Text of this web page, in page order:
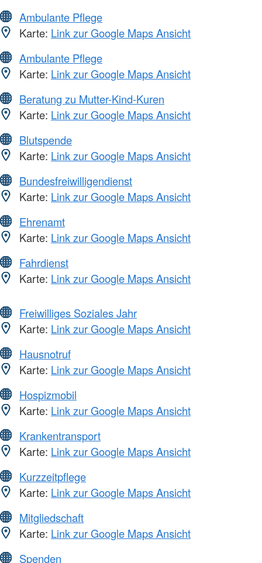
Ambulante Pflege
Karte: Link zur Google Maps Ansicht
Ambulante Pflege
Karte: Link zur Google Maps Ansicht
Beratung zu Mutter-Kind-Kuren
Karte: Link zur Google Maps Ansicht
Blutspende
Karte: Link zur Google Maps Ansicht
Bundesfreiwilligendienst
Karte: Link zur Google Maps Ansicht
Ehrenamt
Karte: Link zur Google Maps Ansicht
Fahrdienst
Karte: Link zur Google Maps Ansicht
Freiwilliges Soziales Jahr
Karte: Link zur Google Maps Ansicht
Hausnotruf
Karte: Link zur Google Maps Ansicht
Hospizmobil
Karte: Link zur Google Maps Ansicht
Krankentransport
Karte: Link zur Google Maps Ansicht
Kurzzeitpflege
Karte: Link zur Google Maps Ansicht
Mitgliedschaft
Karte: Link zur Google Maps Ansicht
Spenden